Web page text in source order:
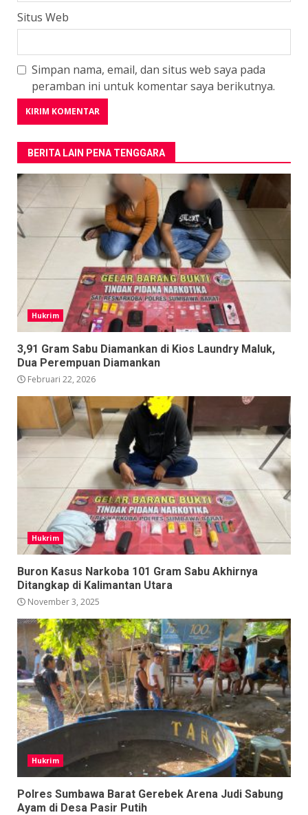
Situs Web
Simpan nama, email, dan situs web saya pada
peramban ini untuk komentar saya berikutnya.
BERITA LAIN PENA TENGGARA
Hukrim
3,91 Gram Sabu Diamankan di Kios Laundry Maluk,
Dua Perempuan Diamankan
Februari 22, 2026
Hukrim
Buron Kasus Narkoba 101 Gram Sabu Akhirnya
Ditangkap di Kalimantan Utara
November 3, 2025
Hukrim
Polres Sumbawa Barat Gerebek Arena Judi Sabung
Ayam di Desa Pasir Putih